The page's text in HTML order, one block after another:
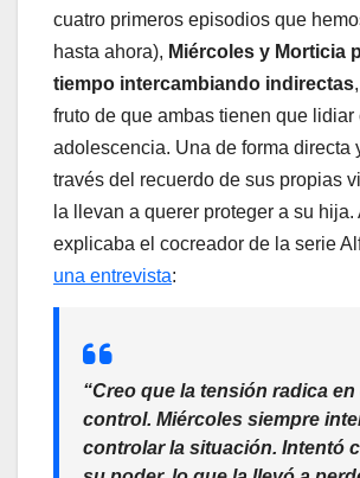
cuatro primeros episodios que
hasta ahora), Miércoles y Morticia
tiempo intercambiando indirectas
fruto de que ambas tienen que lidiar
adolescencia. Una de forma directa
través del recuerdo de sus propias
la llevan a querer proteger a su hija.
explicaba el cocreador de la serie
una entrevista:
“Creo que la tensión radica en
control. Miércoles siempre
controlar la situación. Intentó